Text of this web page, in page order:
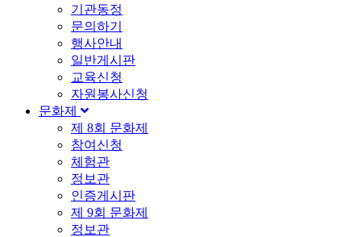
기관동정
문의하기
행사안내
일반게시판
교육신청
자원봉사신청
문화제
제 8회 문화제
참여신청
체험관
정보관
인증게시판
제 9회 문화제
정보관